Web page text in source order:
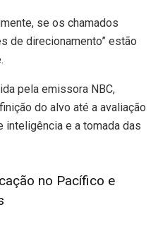
se os chamados
de direcionamento” estão
pela emissora NBC,
do alvo até a avaliação
inteligência e a tomada das
no Pacífico e